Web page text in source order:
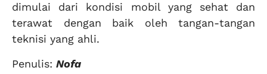
dimulai dari kondisi mobil yang sehat dan
terawat dengan baik oleh tangan-tangan
teknisi yang ahli.
Penulis: Nofa